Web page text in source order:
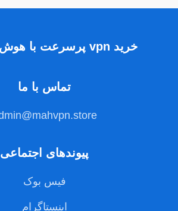
خرید vpn پرسرعت با هوش مصنوعی
تماس با ما
پیوندهای اجتماعی
فیس بوک
اینستاگرام